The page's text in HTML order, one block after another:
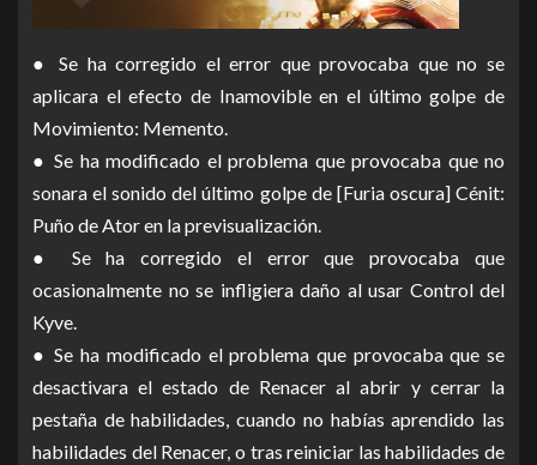
● Se ha corregido el error que provocaba que no se
aplicara el efecto de Inamovible en el último golpe de
Movimiento: Memento.
● Se ha modificado el problema que provocaba que no
sonara el sonido del último golpe de [Furia oscura] Cénit:
Puño de Ator en la previsualización.
● Se ha corregido el error que provocaba que
ocasionalmente no se infligiera daño al usar Control del
Kyve.
● Se ha modificado el problema que provocaba que se
desactivara el estado de Renacer al abrir y cerrar la
pestaña de habilidades, cuando no habías aprendido las
habilidades del Renacer, o tras reiniciar las habilidades de